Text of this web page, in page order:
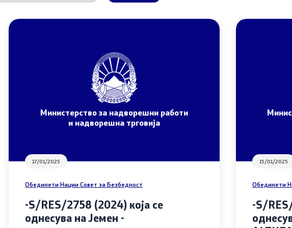
Контакт
Дежурни броеви
Социјални Медиуми
Министерство за надворешни работи
и надворешна трговија
17/01/2025
Обединети Нации Совет за Безбедност
-S/RES/2758 (2024) која се
однесува на Јемен -
15/01/2025
Обединети
-S/